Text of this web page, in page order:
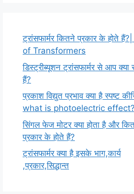
ट्रांसफार्मर कितने प्रकार के होते
of Transformers
डिस्ट्रीब्यूशन ट्रांसफार्मर से आप
हैं?
प्रकाश विद्युत प्रभाव क्या है स्पष्ट
what is photoelectric effect?
सिंगल फेज मोटर क्या होता है और
प्रकार के होते हैं?
ट्रांसफार्मर क्या है इसके भाग,कार्य
,प्रकार,सिद्धान्त